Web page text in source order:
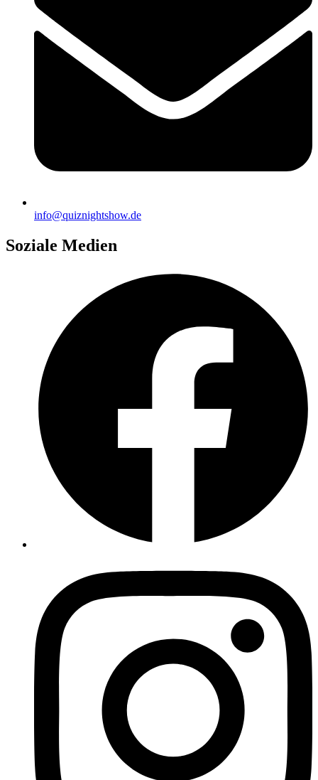
info@quiznightshow.de
Soziale Medien